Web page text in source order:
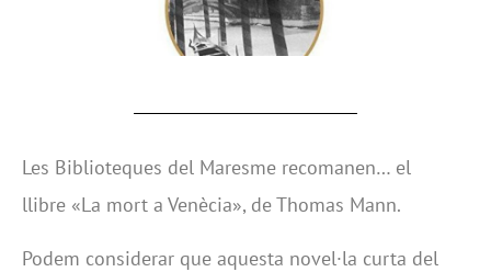
Les Biblioteques del Maresme recomanen… el
llibre «La mort a Venècia», de Thomas Mann.
Podem considerar que aquesta novel·la curta del